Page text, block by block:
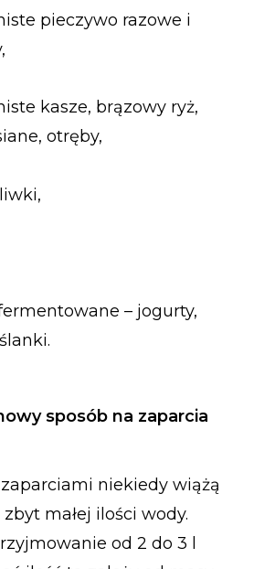
pieczywo razowe i
kasze, brązowy ryż,
otręby,
– jogurty,
sposób na zaparcia
niekiedy wiążą
małej ilości wody.
od 2 do 3 l